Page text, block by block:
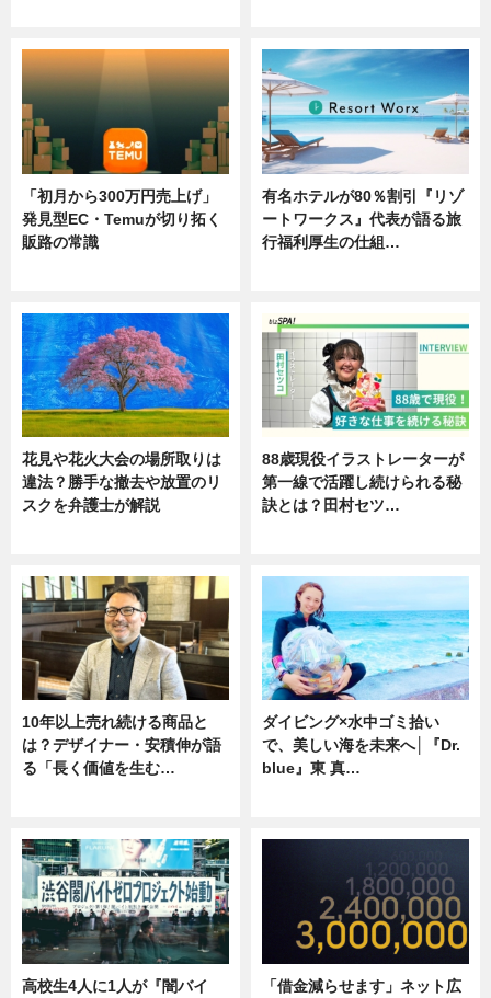
「初月から300万円売上げ」
発見型EC・Temuが切り拓く
販路の常識
有名ホテルが80％割引『リゾ
ートワークス』代表が語る旅
行福利厚生の仕組…
花見や花火大会の場所取りは
違法？勝手な撤去や放置のリ
スクを弁護士が解説
88歳現役イラストレーターが
第一線で活躍し続けられる秘
訣とは？田村セツ…
10年以上売れ続ける商品と
は？デザイナー・安積伸が語
る「長く価値を生む…
ダイビング×水中ゴミ拾い
で、美しい海を未来へ│『Dr.
blue』東 真…
高校生4人に1人が『闇バイ
「借金減らせます」ネット広